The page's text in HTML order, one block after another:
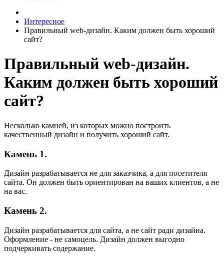
Интересное
Правильный web-дизайн. Каким должен быть хороший
сайт?
Правильный web-дизайн.
Каким должен быть хороший
сайт?
Несколько камней, из которых можно построить
качественный дизайн и получить хороший сайт.
Камень 1.
Дизайн разрабатывается не для заказчика, а для посетителя
сайта. Он должен быть ориентирован на ваших клиентов, а не
на вас.
Камень 2.
Дизайн разрабатывается для сайта, а не сайт ради дизайна.
Оформление - не самоцель. Дизайн должен выгодно
подчеркивать содержание.